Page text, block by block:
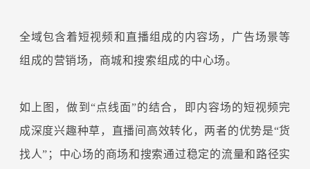
全域包含着短视频和直播组成的内容场，广告场景等
组成的营销场，商城和搜索组成的中心场。
如上图，做到“点线面”的结合，即内容场的短视频完
成深度兴趣种草，直播间高效转化，两者的优势是“货
找人”；中心场的商场和搜索通过稳定的流量和路径实